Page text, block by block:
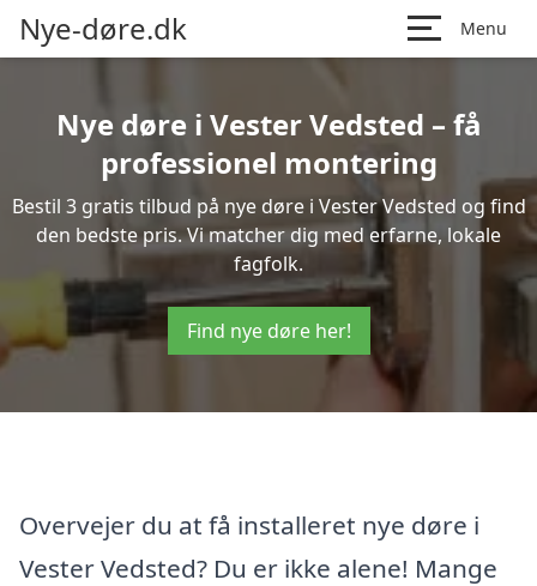
Nye-døre.dk Menu
Nye døre i Vester Vedsted – få
professionel montering
Bestil 3 gratis tilbud på nye døre i Vester Vedsted og find
den bedste pris. Vi matcher dig med erfarne, lokale
fagfolk.
Find nye døre her!
Overvejer du at få installeret nye døre i
Vester Vedsted? Du er ikke alene! Mange